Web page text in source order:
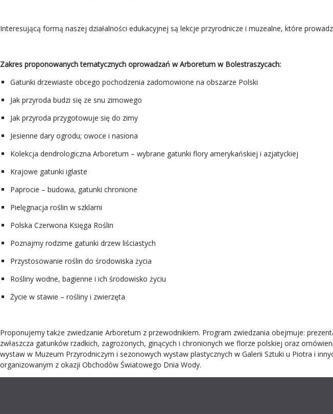
Interesującą formą naszej działalności edukacyjnej są lekcje przyrodnicze i muzealne, które
Zakres proponowanych tematycznych oprowadzań w Arboretum w Bolestraszycach:
Gatunki drzewiaste obcego pochodzenia zadomowione na obszarze Polski
Jak przyroda budzi się ze snu zimowego
Jak przyroda przygotowuje się do zimy
Jesienne dary ogrodu; owoce i nasiona
Kolekcja dendrologiczna Arboretum – wybrane gatunki flory amerykańskiej i azjatyckiej
Krajowe gatunki iglaste
Paprocie – budowa, gatunki chronione
Pielęgnacja roślin w szklarni
Polska Czerwona Księga Roślin
Poznajmy rodzime gatunki drzew liściastych
Przystosowanie roślin do środowiska życia
Rośliny wodne, bagienne i ich środowisko życiu
Życie w stawie – rośliny i zwierzęta
Proponujemy także zwiedzanie Arboretum z przewodnikiem. Program zwiedzania obejmuje:
zwłaszcza gatunków rzadkich, zagrożonych, ginących i chronionych we florze polskiej oraz
wystaw w Muzeum Przyrodniczym i sezonowych wystaw plastycznych w Galerii Sztuki u Piotra i
organizowanym z okazji Obchodów Światowego Dnia Wody.